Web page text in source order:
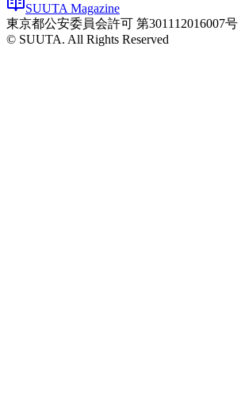
SUUTA Magazine
東京都公安委員会許可 第301112016007
© SUUTA. All Rights Reserved